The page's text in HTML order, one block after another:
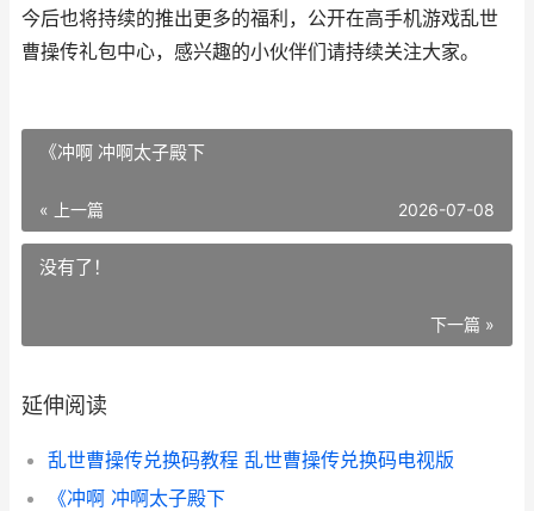
今后也将持续的推出更多的福利，公开在高手机游戏乱世
曹操传礼包中心，感兴趣的小伙伴们请持续关注大家。
《冲啊 冲啊太子殿下
« 上一篇 2026-07-08
没有了！
下一篇 »
延伸阅读
乱世曹操传兑换码教程 乱世曹操传兑换码电视版
《冲啊 冲啊太子殿下